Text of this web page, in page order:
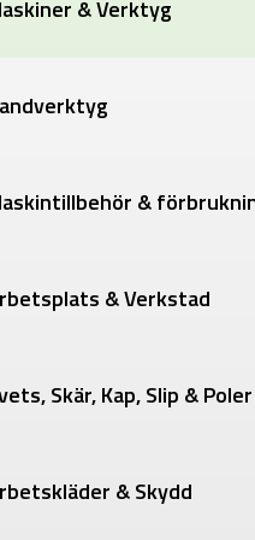
& Verktyg
&
& Verkstad
Skär, Kap, Slip & Poler
& Skydd